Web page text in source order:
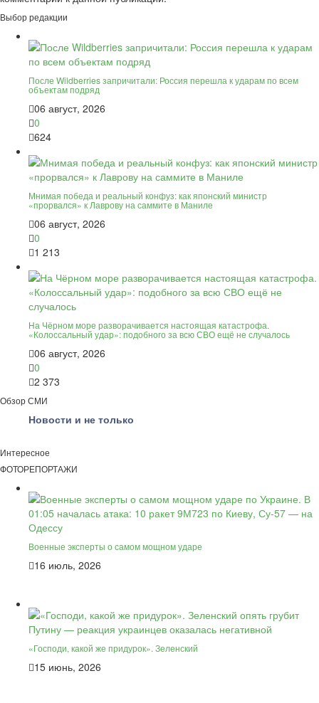
Выбор редакции
После Wildberries запричитали: Россия перешла к ударам по всем
объектам подряд
06 август, 2026
0
624
Мнимая победа и реальный конфуз: как японский министр
«прорвался» к Лаврову на саммите в Маниле
06 август, 2026
0
1 213
На Чёрном море разворачивается настоящая катастрофа.
«Колоссальный удар»: подобного за всю СВО ещё не случалось
06 август, 2026
0
2 373
Обзор СМИ
Новости и не только
Интересное
ФОТОРЕПОРТАЖИ
Военные эксперты о самом мощном ударе
16 июль, 2026
«Господи, какой же придурок». Зеленский
15 июнь, 2026